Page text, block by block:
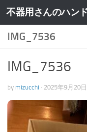
不器用さんのハン
IMG_7536
IMG_7536
by mizucchi · 2025年9月20日